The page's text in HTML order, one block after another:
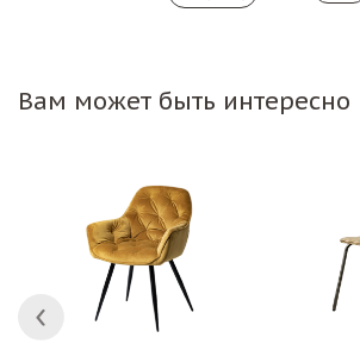
Вам может быть интересно